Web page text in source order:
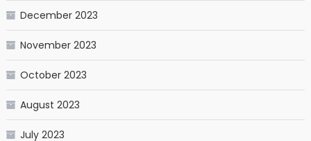
December 2023
November 2023
October 2023
August 2023
July 2023